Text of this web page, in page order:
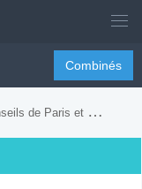
Combinés
et Prévision du Match